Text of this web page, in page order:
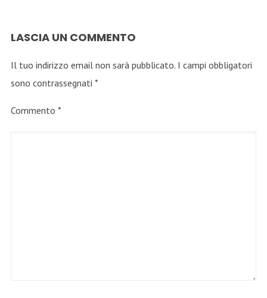
LASCIA UN COMMENTO
Il tuo indirizzo email non sarà pubblicato. I campi obbligatori
sono contrassegnati *
Commento *